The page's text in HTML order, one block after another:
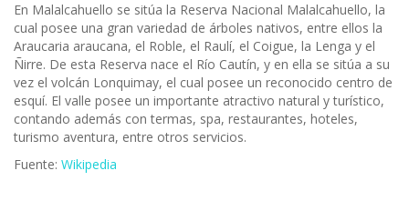
En Malalcahuello se sitúa la Reserva Nacional Malalcahuello, la
cual posee una gran variedad de árboles nativos, entre ellos la
Araucaria araucana, el Roble, el Raulí, el Coigue, la Lenga y el
Ñirre. De esta Reserva nace el Río Cautín, y en ella se sitúa a su
vez el volcán Lonquimay, el cual posee un reconocido centro de
esquí. El valle posee un importante atractivo natural y turístico,
contando además con termas, spa, restaurantes, hoteles,
turismo aventura, entre otros servicios.
Fuente: Wikipedia